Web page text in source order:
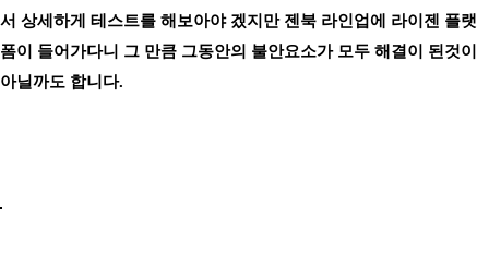
서 상세하게 테스트를 해보아야 겠지만 젠북 라인업에 라이젠 플랫
폼이 들어가다니 그 만큼 그동안의 불안요소가 모두 해결이 된것이
아닐까도 합니다.